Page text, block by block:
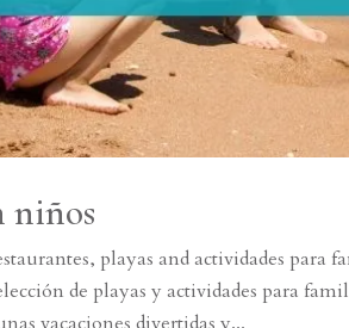
niños
playas and actividades para
de playas y actividades para